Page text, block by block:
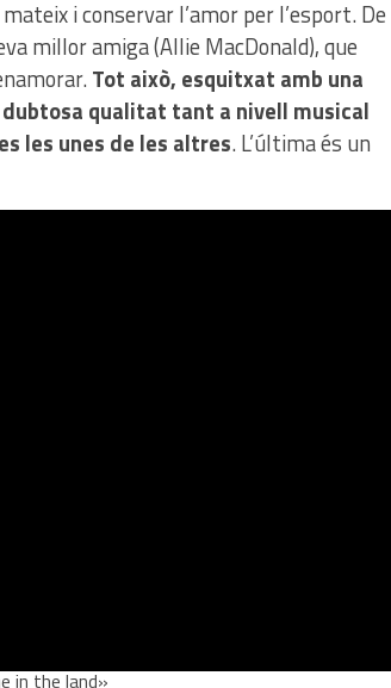
i conservar l’amor per l’esport. De
millor amiga (Allie MacDonald), que
Tot això, esquitxat amb una
qualitat tant a nivell musical
les unes de les altres. L’última és un
in the land»